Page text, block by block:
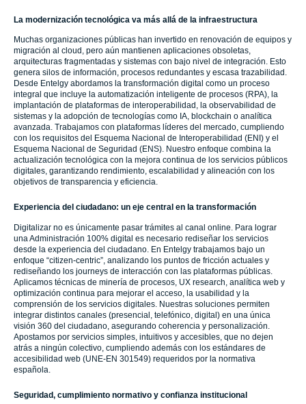
La modernización tecnológica va más allá de la infraestructura
Muchas organizaciones públicas han invertido en renovación de equipos y
migración al cloud, pero aún mantienen aplicaciones obsoletas,
arquitecturas fragmentadas y sistemas con bajo nivel de integración. Esto
genera silos de información, procesos redundantes y escasa trazabilidad.
Desde Entelgy abordamos la transformación digital como un proceso
integral que incluye la automatización inteligente de procesos (RPA), la
implantación de plataformas de interoperabilidad, la observabilidad de
sistemas y la adopción de tecnologías como IA, blockchain o analítica
avanzada. Trabajamos con plataformas líderes del mercado, cumpliendo
con los requisitos del Esquema Nacional de Interoperabilidad (ENI) y el
Esquema Nacional de Seguridad (ENS). Nuestro enfoque combina la
actualización tecnológica con la mejora continua de los servicios públicos
digitales, garantizando rendimiento, escalabilidad y alineación con los
objetivos de transparencia y eficiencia.
Experiencia del ciudadano: un eje central en la transformación
Digitalizar no es únicamente pasar trámites al canal online. Para lograr
una Administración 100% digital es necesario rediseñar los servicios
desde la experiencia del ciudadano. En Entelgy trabajamos bajo un
enfoque “citizen-centric”, analizando los puntos de fricción actuales y
rediseñando los journeys de interacción con las plataformas públicas.
Aplicamos técnicas de minería de procesos, UX research, analítica web y
optimización continua para mejorar el acceso, la usabilidad y la
comprensión de los servicios digitales. Nuestras soluciones permiten
integrar distintos canales (presencial, telefónico, digital) en una única
visión 360 del ciudadano, asegurando coherencia y personalización.
Apostamos por servicios simples, intuitivos y accesibles, que no dejen
atrás a ningún colectivo, cumpliendo además con los estándares de
accesibilidad web (UNE-EN 301549) requeridos por la normativa
española.
Seguridad, cumplimiento normativo y confianza institucional